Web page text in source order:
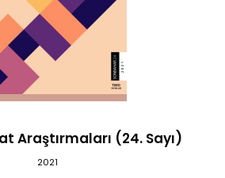
Araştırmaları (24. Sayı)
2021